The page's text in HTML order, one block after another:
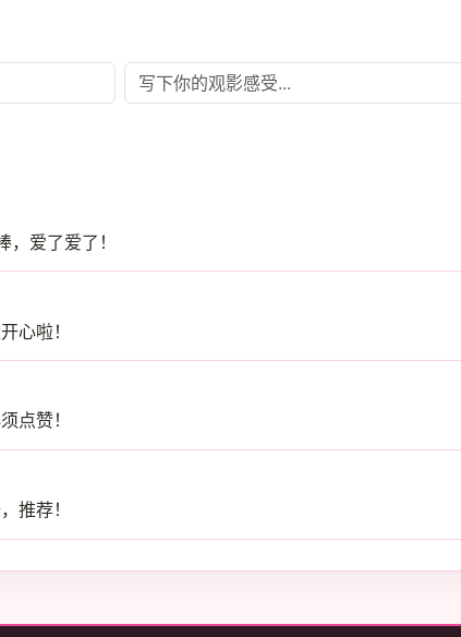
爱了爱了！
心啦！
点赞！
推荐！